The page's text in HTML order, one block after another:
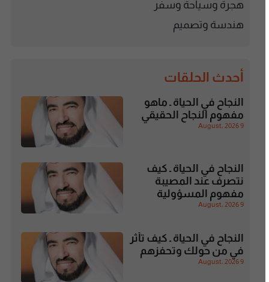
هجرة وسياحة وسفر
هندسة وتصميم
أحدث الحلقات
النجاح في الحياة ـ ماهو
مفهوم النجاح الحقيقي
9 August، 2026
النجاح في الحياة ـ كيف
نتصرف عند المصيبة
مفهوم المسؤولية
9 August، 2026
النجاح في الحياة ـ كيف تأثر
في من حولك وتحفزهم
9 August، 2026